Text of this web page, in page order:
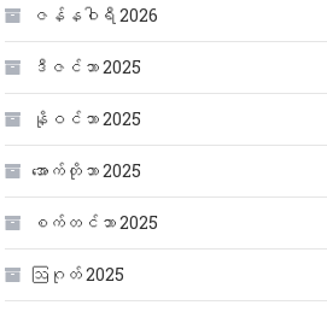
ဇန်နဝါရီ 2026
ဒီဇင်ဘာ 2025
နိုဝင်ဘာ 2025
အောက်တိုဘာ 2025
စက်တင်ဘာ 2025
ဩဂုတ် 2025